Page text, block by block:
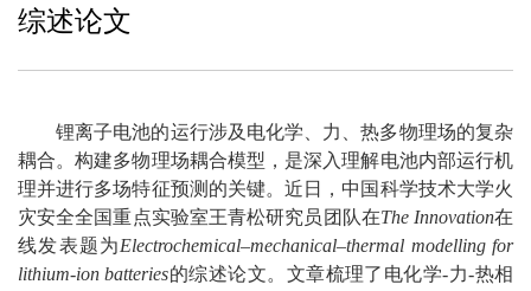
综述论文
锂离子电池的运行涉及电化学、力、热多物理场的复杂
耦合。构建多物理场耦合模型，是深入理解电池内部运行机
理并进行多场特征预测的关键。近日，中国科学技术大学火
灾安全全国重点实验室王青松研究员团队在The Innovation在
线发表题为Electrochemical–mechanical–thermal modelling for
lithium-ion batteries的综述论文。文章梳理了电化学-力-热相